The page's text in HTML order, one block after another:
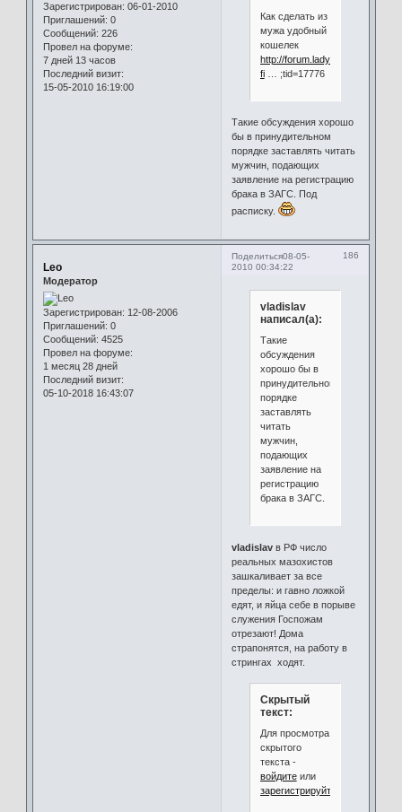
Зарегистрирован: 06-01-2010
Приглашений: 0
Сообщений: 226
Провел на форуме:
7 дней 13 часов
Последний визит:
15-05-2010 16:19:00
Как сделать из
мужа удобный
кошелек
http://forum.lady.mail.ru/
fi… ;tid=17776
Такие обсуждения хорошо
бы в принудительном
порядке заставлять читать
мужчин, подающих
заявление на регистрацию
брака в ЗАГС. Под
расписку.
Поделиться 186
08-05-
2010 00:34:22
Leo
Модератор
Зарегистрирован: 12-08-2006
Приглашений: 0
Сообщений: 4525
Провел на форуме:
1 месяц 28 дней
Последний визит:
05-10-2018 16:43:07
vladislav
написал(а):
Такие
обсуждения
хорошо бы в
принудительном
порядке
заставлять
читать
мужчин,
подающих
заявление на
регистрацию
брака в ЗАГС.
vladislavв РФ число
реальных мазохистов
зашкаливает за все
пределы: и гавно ложкой
едят, и яйца себе в порыве
служения Госпожам
отрезают! Дома
страпонятся, на работу в
стрингах ходят.
Скрытый
текст:
Для просмотра
скрытого
текста -
войдитеили
зарегистрируйтесь